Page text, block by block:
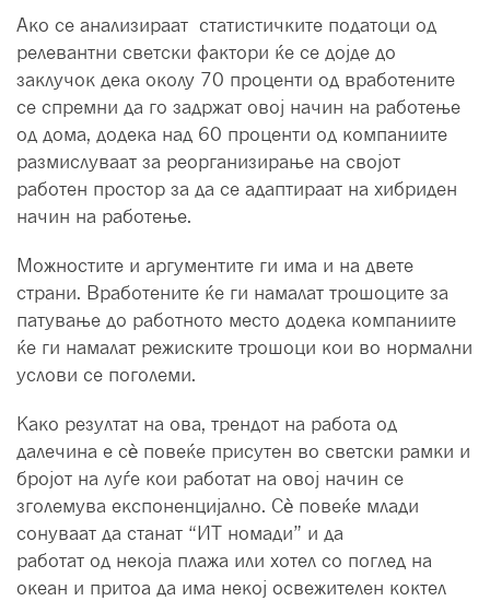
Ако се анализираат статистичките податоци од
релевантни светски фактори ќе се дојде до
заклучок дека околу 70 проценти од вработените
се спремни да го задржат овој начин на работење
од дома, додека над 60 проценти од компаниите
размислуваат за реорганизирање на својот
работен простор за да се адаптираат на хибриден
начин на работење.
Можностите и аргументите ги има и на двете
страни. Вработените ќе ги намалат трошоците за
патување до работното место додека компаниите
ќе ги намалат режиските трошоци кои во нормални
услови се поголеми.
Како резултат на ова, трендот на работа од
далечина е сè повеќе присутен во светски рамки и
бројот на луѓе кои работат на овој начин се
зголемува експоненцијално. Сè повеќе млади
сонуваат да станат “ИТ номади” и да
работат од некоја плажа или хотел со поглед на
океан и притоа да има некој освежителен коктел